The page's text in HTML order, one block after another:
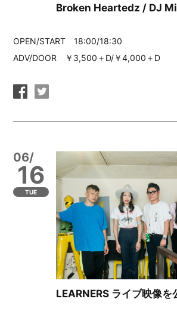
Broken Heartedz / DJ
OPEN/START 18:00/18:30
ADV/DOOR ￥3,500＋D/￥4,000＋D
06/
16
TUE
LEARNERS ライブ映像を